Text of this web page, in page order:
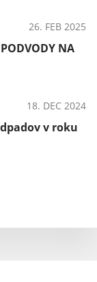
26. FEB 2025
NA
18. DEC 2024
v roku